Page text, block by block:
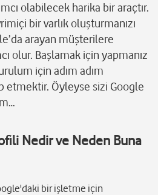
olabilecek harika bir araçtır.
bir varlık oluşturmanızı
arayan müşterilere
olur. Başlamak için yapmanız
için adım adım
etmektir. Öyleyse sizi Google
Nedir ve Neden Buna
bir işletme için